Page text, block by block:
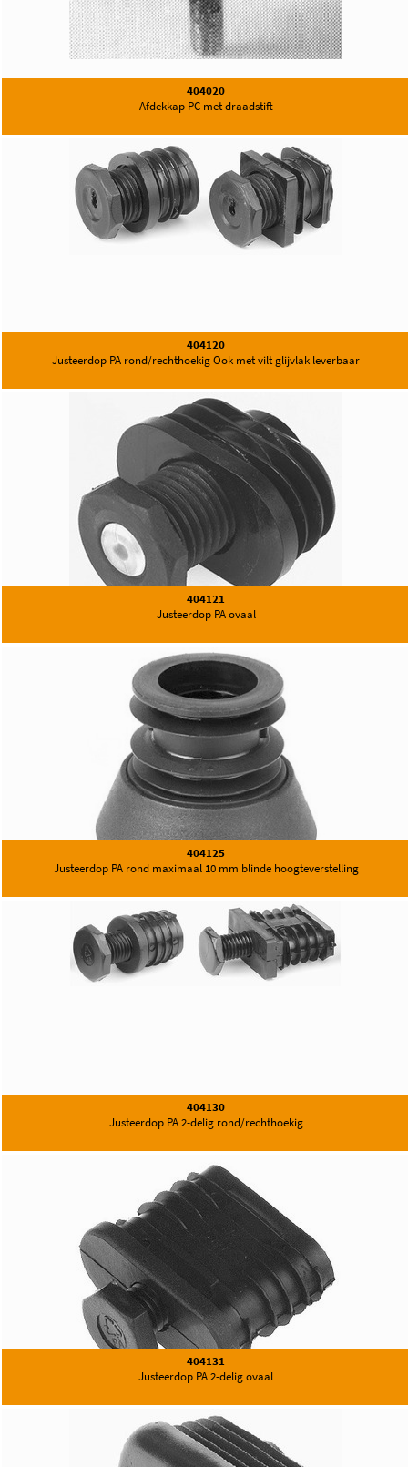
404020
Afdekkap PC met draadstift
404120
Justeerdop PA rond/rechthoekig Ook met vilt glijvlak leverbaar
404121
Justeerdop PA ovaal
404125
Justeerdop PA rond maximaal 10 mm blinde hoogteverstelling
404130
Justeerdop PA 2-delig rond/rechthoekig
404131
Justeerdop PA 2-delig ovaal